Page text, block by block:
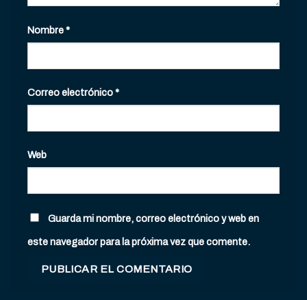
Nombre*
Correo electrónico*
Web
Guarda mi nombre, correo electrónico y web en
este navegador para la próxima vez que comente.